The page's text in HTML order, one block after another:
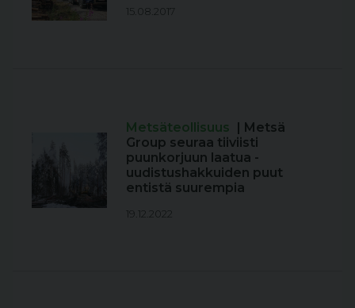
15.08.2017
Metsäteollisuus
| Metsä
Group seuraa tiiviisti
puunkorjuun laatua -
uudistushakkuiden puut
entistä suurempia
19.12.2022